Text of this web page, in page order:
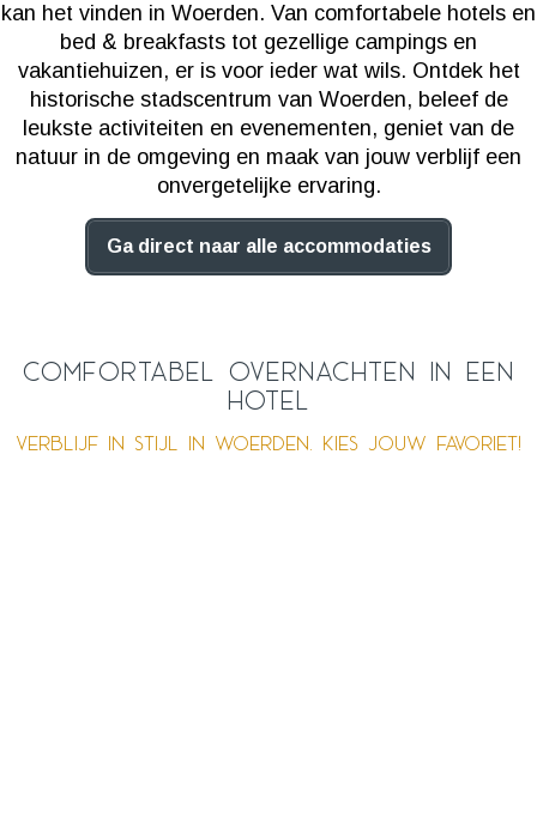
kan het vinden in Woerden. Van comfortabele hotels en
bed & breakfasts tot gezellige campings en
vakantiehuizen, er is voor ieder wat wils. Ontdek het
historische stadscentrum van Woerden, beleef de
leukste activiteiten en evenementen, geniet van de
natuur in de omgeving en maak van jouw verblijf een
onvergetelijke ervaring.
Ga direct naar alle accommodaties
Comfortabel overnachten in een
hotel
Verblijf in stijl in Woerden. Kies jouw favoriet!